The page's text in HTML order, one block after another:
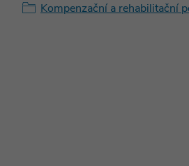
Kompenzační a rehabilitační